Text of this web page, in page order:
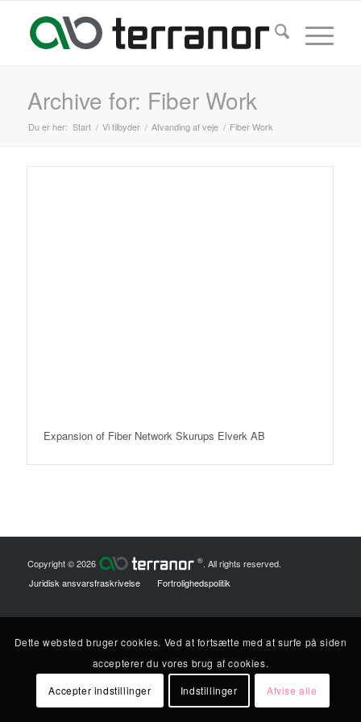
Archive for: Fiber Work
Du er her: Start / Vi tilbyder / Afvanding af veje / Fiber Work
Expansion of Fiber Network Skurups Elverk AB
Copyright © 2026 ®. All rights reserved.
Juridisk ansvarsfraskrivelse
Fortrolighedspolitik
Dette websted bruger cookies. Ved at fortsætte med at surfe på siden
accepterer du vores brug af cookies.
Accepter indstillinger Indstillinger Afvise alle